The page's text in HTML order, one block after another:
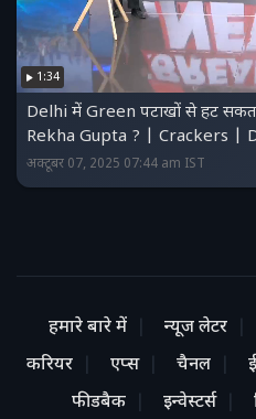
1:34
Delhi में Green पटाखों से हट
Rekha Gupta ? | Crackers |
अक्टूबर 07, 2025 07:44 am IST
हमारे बारे में न्यूज लेटर
करियर
एप्स चैनल
फीडबैक
इन्वेस्टर्स